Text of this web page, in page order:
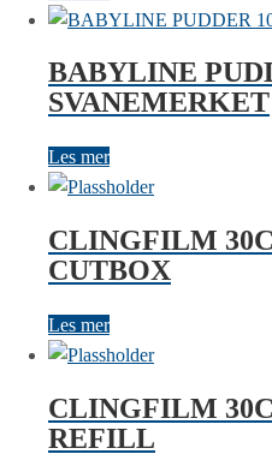
BABYLINE
SVANEMERKET
Les mer
CLINGFILM
CUTBOX
Les mer
CLINGFILM
REFILL